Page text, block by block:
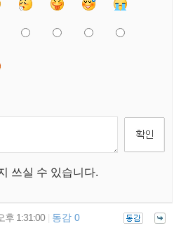
쓰실 수 있습니다.
후 1:31:00 동감 0